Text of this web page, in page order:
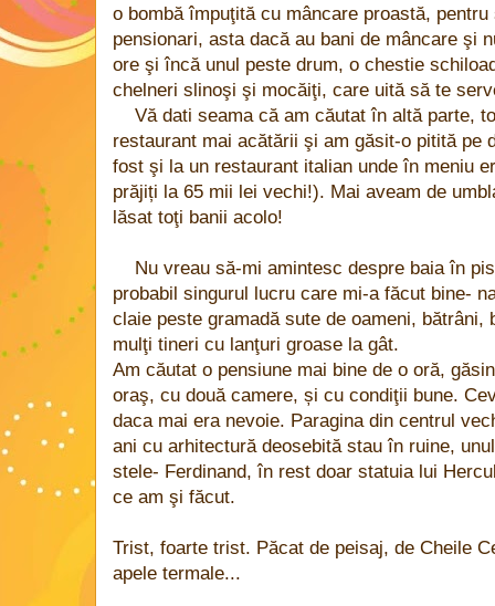
o bombă împuţită cu mâncare proastă,
pensionari, asta dacă au bani de mâncare şi
ore şi încă unul peste drum, o chestie
chelneri slinoşi şi mocăiţi, care uită să te
Vă dati seama că am căutat în altă parte,
restaurant mai acătării şi am găsit-o pitită pe
fost şi la un restaurant italian unde în meniu
prăjiți la 65 mii lei vechi!). Mai aveam de
lăsat toţi banii acolo!
Nu vreau să-mi amintesc despre baia în
probabil singurul lucru care mi-a făcut bine-
claie peste gramadă sute de oameni, bătrâni,
mulţi tineri cu lanţuri groase la gât.
Am căutat o pensiune mai bine de o oră,
oraş, cu două camere, și cu condiţii bune.
daca mai era nevoie. Paragina din centrul
ani cu arhitectură deosebită stau în ruine,
stele- Ferdinand, în rest doar statuia lui
ce am şi făcut.
Trist, foarte trist. Păcat de peisaj, de Cheile
apele termale...